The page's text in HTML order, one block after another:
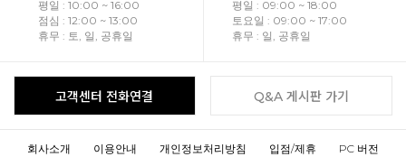
평일 : 10:00 ~ 16:00
점심 : 12:00 ~ 13:00
휴무 : 토, 일, 공휴일
평일 : 09:00 ~ 18:00
토요일 : 09:00 ~ 17:00
휴무 : 일, 공휴일
고객센터 전화연결 Q&A 게시판 가기
회사소개 이용안내 개인정보처리방침 입점/제휴 PC 버전